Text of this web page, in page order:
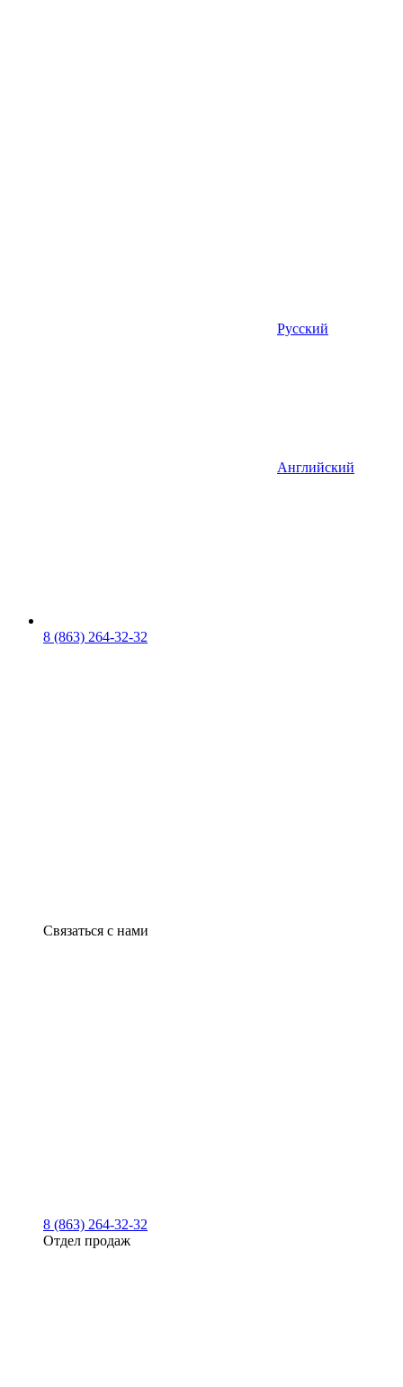
Русский
Английский
8 (863) 264-32-32
Связаться с нами
8 (863) 264-32-32
Отдел продаж